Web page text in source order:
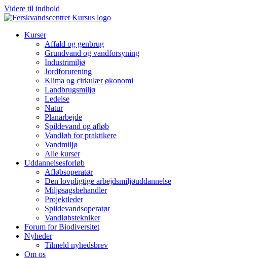
Videre til indhold
Kurser
Affald og genbrug
Grundvand og vandforsyning
Industrimiljø
Jordforurening
Klima og cirkulær økonomi
Landbrugsmiljø
Ledelse
Natur
Planarbejde
Spildevand og afløb
Vandløb for praktikere
Vandmiljø
Alle kurser
Uddannelsesforløb
Afløbsoperatør
Den lovpligtige arbejdsmiljøuddannelse
Miljøsagsbehandler
Projektleder
Spilde­vands­operatør
Vandløbstekniker
Forum for Biodiversitet
Nyheder
Tilmeld nyhedsbrev
Om os